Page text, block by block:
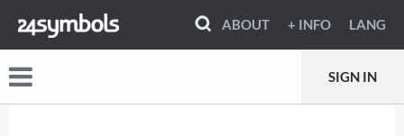
ABOUT + INFO LANG
SIGN IN